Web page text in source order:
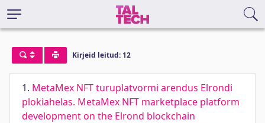
Kirjeid leitud: 12
1. MetaMex NFT turuplatvormi arendus Elrondi
plokiahelas. MetaMex NFT marketplace platform
development on the Elrond blockchain